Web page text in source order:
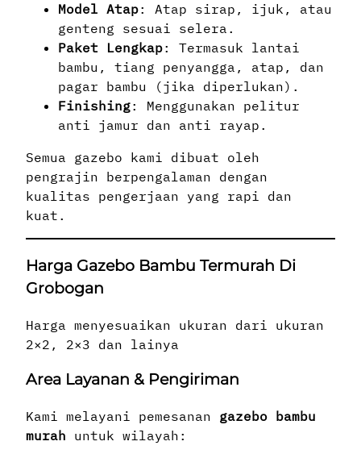
Model Atap: Atap sirap, ijuk, atau
genteng sesuai selera.
Paket Lengkap: Termasuk lantai
bambu, tiang penyangga, atap, dan
pagar bambu (jika diperlukan).
Finishing: Menggunakan pelitur
anti jamur dan anti rayap.
Semua gazebo kami dibuat oleh
pengrajin berpengalaman dengan
kualitas pengerjaan yang rapi dan
kuat.
Harga Gazebo Bambu Termurah Di
Grobogan
Harga menyesuaikan ukuran dari ukuran
2×2, 2×3 dan lainya
Area Layanan & Pengiriman
Kami melayani pemesanan gazebo bambu
murah untuk wilayah: